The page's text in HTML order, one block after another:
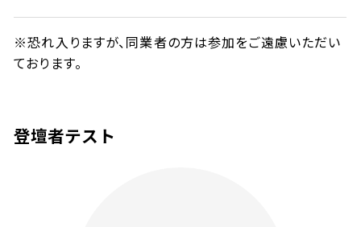
※恐れ入りますが、同業者の方は参加をご遠慮いただい
ております。
登壇者テスト